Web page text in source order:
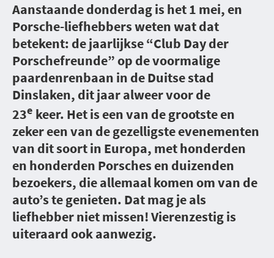
Aanstaande donderdag is het 1 mei, en
Porsche-liefhebbers weten wat dat
betekent: de jaarlijkse “Club Day der
Porschefreunde” op de voormalige
paardenrenbaan in de Duitse stad
Dinslaken, dit jaar alweer voor de
23e keer. Het is een van de grootste en
zeker een van de gezelligste evenementen
van dit soort in Europa, met honderden
en honderden Porsches en duizenden
bezoekers, die allemaal komen om van de
auto’s te genieten. Dat mag je als
liefhebber niet missen! Vierenzestig is
uiteraard ook aanwezig.